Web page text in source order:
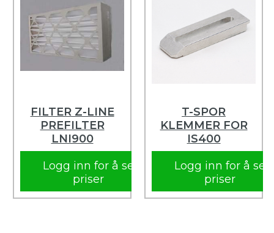
FILTER Z-LINE
PREFILTER
LNI900
Logg inn for å se
priser
T-SPOR
KLEMMER FOR
IS400
Logg inn for å se
priser